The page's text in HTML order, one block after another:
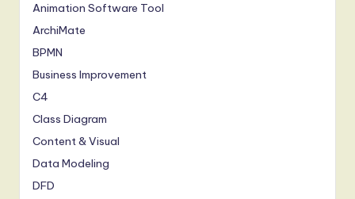
Animation Software Tool
ArchiMate
BPMN
Business Improvement
C4
Class Diagram
Content & Visual
Data Modeling
DFD